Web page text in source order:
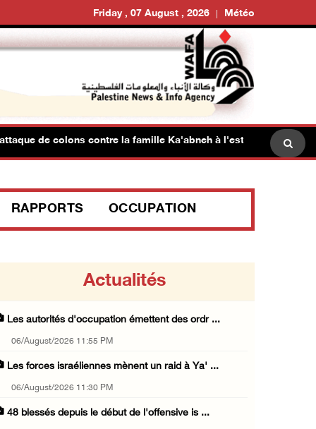
Friday , 07 August , 2026 Météo
de colons contre la famille Ka'abneh à l'est du village de
RAPPORTS OCCUPATION
Actualités
Les autorités d'occupation émettent des ordr ...
06/August/2026 11:55 PM
Les forces israéliennes mènent un raid à Ya' ...
06/August/2026 11:30 PM
48 blessés depuis le début de l'offensive is ...